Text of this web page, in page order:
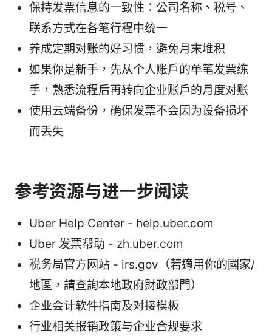
保持发票信息的一致性：公司名称、税号、
联系方式在各笔行程中统一
养成定期对账的好习惯，避免月末堆积
如果你是新手，先从个人账户的单笔发票练
手，熟悉流程后再转向企业账户的月度对账
使用云端备份，确保发票不会因为设备损坏
而丢失
参考资源与进一步阅读
Uber Help Center - help.uber.com
Uber 发票帮助 - zh.uber.com
税务局官方网站 - irs.gov（若適用你的國家/
地區，請查詢本地政府財政部門）
企业会计软件指南及对接模板
行业相关报销政策与企业合规要求